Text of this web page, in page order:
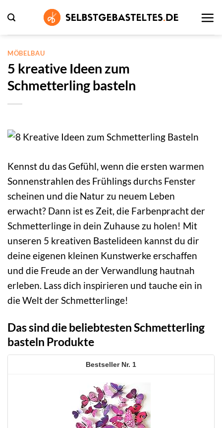
Inhalt
springen
MÖBELBAU
5 kreative Ideen zum
Schmetterling basteln
Kennst du das Gefühl, wenn die ersten warmen
Sonnenstrahlen des Frühlings durchs Fenster
scheinen und die Natur zu neuem Leben
erwacht? Dann ist es Zeit, die Farbenpracht der
Schmetterlinge in dein Zuhause zu holen! Mit
unseren 5 kreativen Bastelideen kannst du dir
deine eigenen kleinen Kunstwerke erschaffen
und die Freude an der Verwandlung hautnah
erleben. Lass dich inspirieren und tauche ein in
die Welt der Schmetterlinge!
Das sind die beliebtesten Schmetterling
basteln Produkte
1